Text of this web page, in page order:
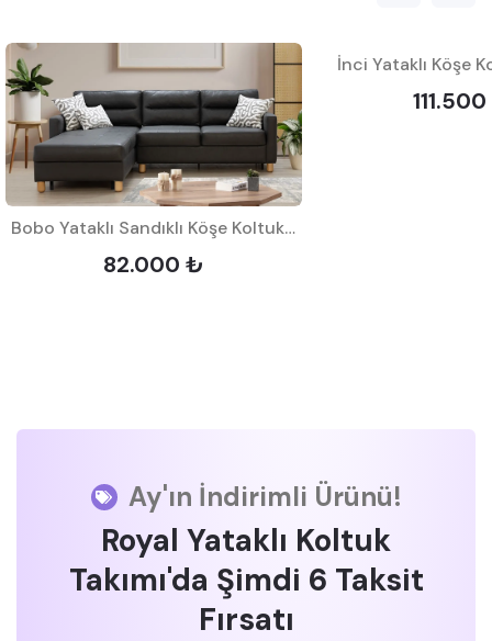
Bobo Yataklı Sandıklı Köşe Koltuk Takımı
82.000 ₺
İnci Yataklı Köşe
Ay'ın İndirimli Ürünü!
Royal Yataklı Koltuk
Takımı'da Şimdi 6 Taksit
Fırsatı